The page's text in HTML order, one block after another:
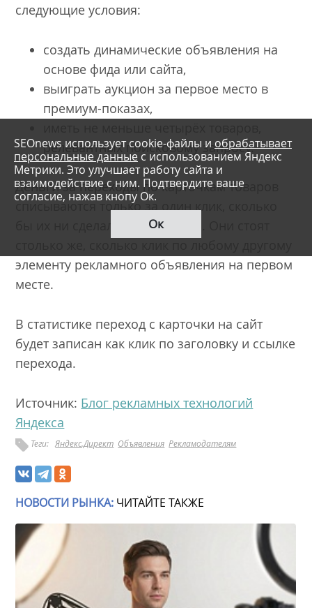
следующие условия:
создать динамические объявления на
основе фида или сайта,
выиграть аукцион за первое место в
премиум-показах,
релевантных поисковому запросу.
Деньги за переходы по карточкам товаров
списываются только за один клик, сколько
бы их ни сделал пользователь. Они стоят
элементу рекламного объявления на первом
месте.
В статистике переход с карточки на сайт
будет записан как клик по заголовку и ссылке
перехода.
Источник: Блог рекламных технологий
Яндекса
Теги: Яндекс.Директ Объявления Рекламодателям
SEOnews использует cookie-файлы и обрабатывает
персональные данные с использованием Яндекс
Метрики. Это улучшает работу сайта и
взаимодействие с ним. Подтвердите ваше
согласие, нажав кнопу Ок.
Ок
НОВОСТИ РЫНКА: ЧИТАЙТЕ ТАКЖЕ